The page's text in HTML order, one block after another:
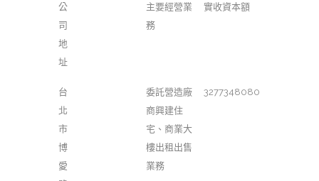
公
司
地
址
主要經營業
務
實收資本額
台
北
市
博
愛
委託營造廠
商興建住
宅、商業大
樓出租出售
業務
3277348080